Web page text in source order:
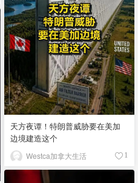
天方夜谭！特朗普威胁要在美加
边境建造这个
Westca加拿大生活 1